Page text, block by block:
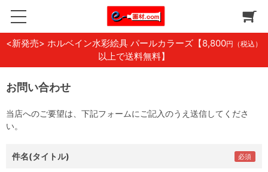
<新発売> ホルベイン水彩絵具 パールカラーズ 【8,800円（税込）
以上で送料無料】
お問い合わせ
当店へのご要望は、下記フォームにご記入のうえ送信してくださ
い。
件名(タイトル)